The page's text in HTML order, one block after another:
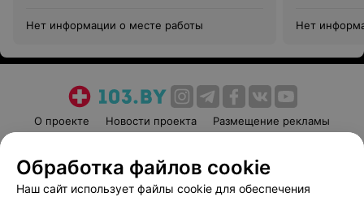
Нет информации о месте работы Нет
О проекте Новости проекта
Размещение рекламы
Пользовательское соглашение
Способы оплаты
Вакансии
Партнеры
Обработка файлов cookie
Наш сайт использует файлы cookie для обеспечения